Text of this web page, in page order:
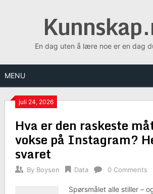
En dag uten å lære noe er en dag
MENU
juli 24, 2026
Hva er den raskeste
vokse på Instagram?
svaret
By Boysen Data 0 Comments
Spørsmålet alle stiller –